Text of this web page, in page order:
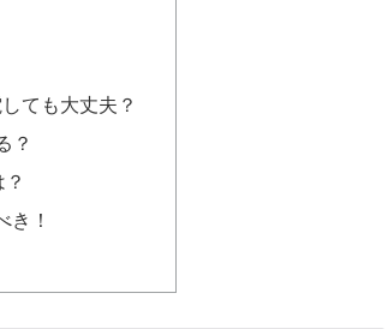
ても大丈夫？
？
き！